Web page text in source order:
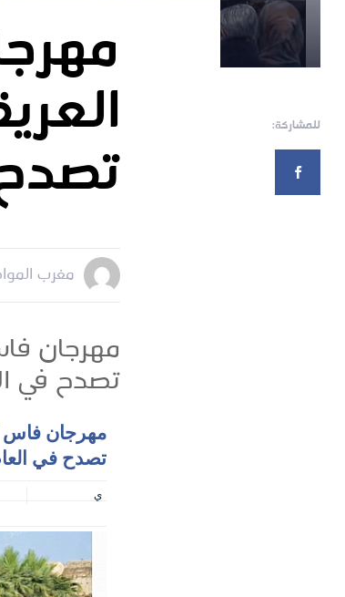
للمشاركة:
مغرب
مهرجان
تصدح في
مهرجان فاس
تصدح في
ي